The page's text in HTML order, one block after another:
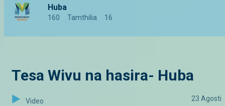
Huba
160 Tamthilia 16
Tesa Wivu na hasira- Huba
Video 23 Agosti